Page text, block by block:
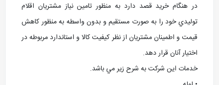
در هنگام خريد قصد دارد به منظور تامين نياز مشتريان اقلام
توليدي خود را به صورت مستقيم و بدون واسطه به منظور کاهش
قيمت و اطمينان مشتريان از نظر کيفيت کالا و استاندارد مربوطه در
اختيار آنان قرار دهد.
خدمات اين شرکت به شرح زير مي باشد.